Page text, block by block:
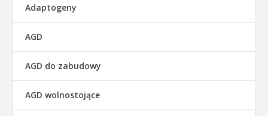
Adaptogeny
AGD
AGD do zabudowy
AGD wolnostojące